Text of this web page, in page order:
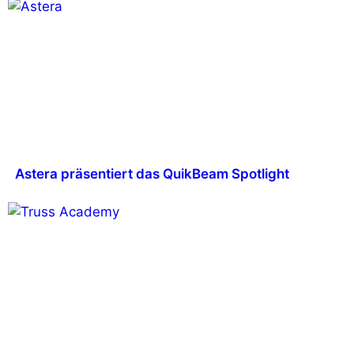
Astera präsentiert das QuikBeam Spotlight